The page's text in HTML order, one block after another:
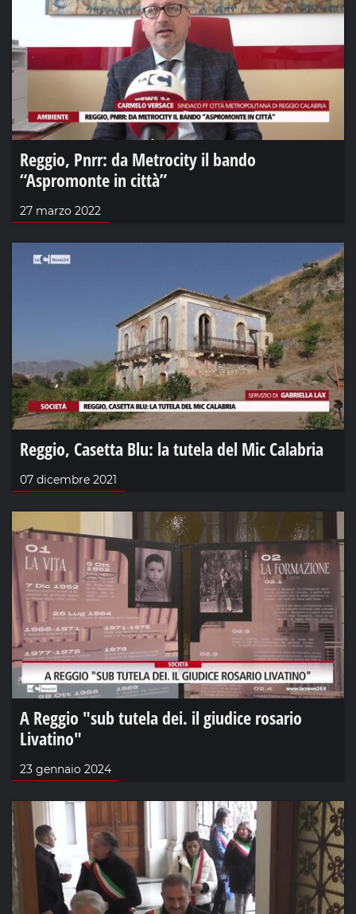
Reggio, Pnrr: da Metrocity il bando
“Aspromonte in città”
27 marzo 2022
Reggio, Casetta Blu: la tutela del Mic Calabria
07 dicembre 2021
A Reggio "sub tutela dei. il giudice rosario
Livatino"
23 gennaio 2024